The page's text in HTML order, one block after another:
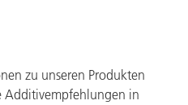
zu unseren Produkten
Additivempfehlungen in